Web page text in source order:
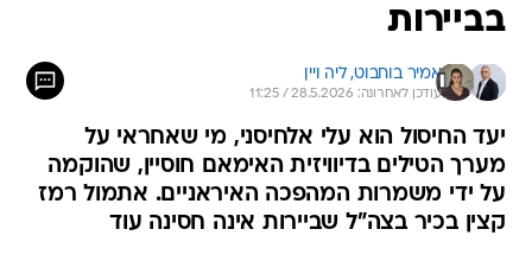
בביירות
אמיר בוחבוט, ליה ויין
עודכן לאחרונה: 28.5.2026 / 11:25
יעד החיסול הוא עלי אלחיסני, מי שאחראי על
מערך הטילים בדיוויזית האימאם חוסיין, שהוקמה
על ידי משמרות המהפכה האיראניים. אתמול רמז
קצין בכיר בצה"ל שביירות אינה חסינה עוד